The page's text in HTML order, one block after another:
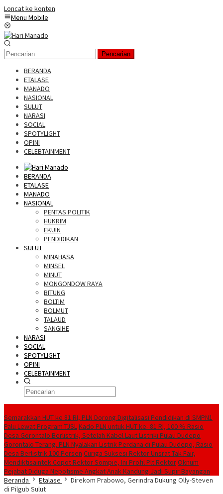
Loncat ke konten
Menu Mobile
Pencarian
BERANDA
ETALASE
MANADO
NASIONAL
SULUT
NARASI
SOCIAL
SPOTYLIGHT
OPINI
CELEBTAINMENT
BERANDA
ETALASE
MANADO
NASIONAL
PENTAS POLITIK
HUKRIM
EKUIN
PENDIDIKAN
SULUT
MINAHASA
MINSEL
MINUT
MONGONDOW RAYA
BITUNG
BOLTIM
BOLMUT
TALAUD
SANGIHE
NARASI
SOCIAL
SPOTYLIGHT
OPINI
CELEBTAINMENT
Semarakkan HUT ke 81 RI, PLN Dorong Digitalisasi Pendidikan di SMPN1
Palu Lewat Program TJSLKado PLN untuk HUT ke- 81 RI, 100 % Rasio
Desa Gorontalo Berlistrik, Setelah Kabel Laut Listriki Pulau Dudepo
Gorontalo Terang. PLN Nyalakan Listrik Perdana di Pulau Dudepo, Rasio
Desa Berlistrik 100 Persen Curiga Suksesi Rektor Unsrat Tak Fair,
Mendiktisaintek Copot Rektor Sompie, Ini Profil Plt RektorOknum
Pejabat Diduga Nepotisme Angkat Anak Kandung Jadi Supir Bayangan
Beranda
Etalase
Direkom Prabowo, Gerindra Dukung Olly-Steven
di Pilgub Sulut